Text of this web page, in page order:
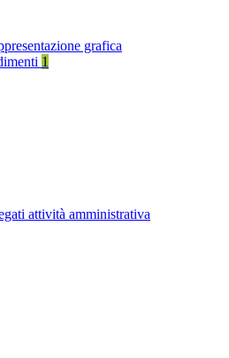
grafica
1
attività amministrativa